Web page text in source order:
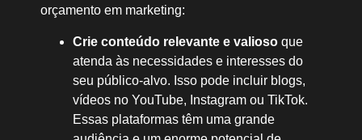
orçamento em marketing:
Crie conteúdo relevante e valioso que
atenda às necessidades e interesses do
seu público-alvo. Isso pode incluir blogs,
vídeos no YouTube, Instagram ou TikTok.
Essas plataformas têm uma grande